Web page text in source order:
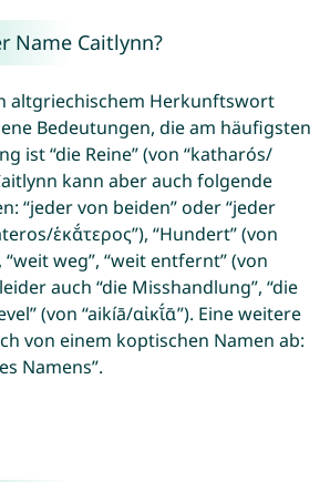
Name Caitlynn?
altgriechischem Herkunftswort
Bedeutungen, die am häufigsten
ist “die Reine” (von “katharós/
kann aber auch folgende
“jeder von beiden” oder “jeder
ἑκᾰ́τερος”), “Hundert” (von
“weit weg”, “weit entfernt” (von
auch “die Misshandlung”, “die
(von “aikíā/αἰκῐ́ᾱ”). Eine weitere
von einem koptischen Namen ab:
Namens”.